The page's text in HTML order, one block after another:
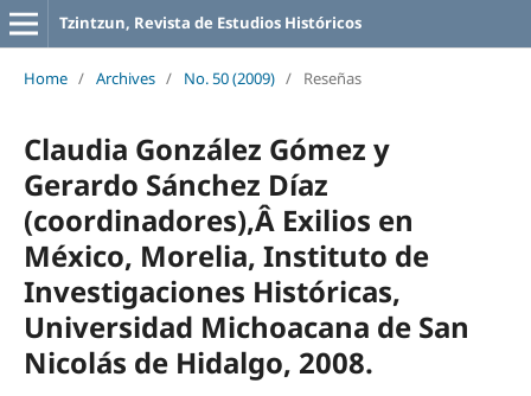
Tzintzun, Revista de Estudios Históricos
Home / Archives / No. 50 (2009) / Reseñas
Claudia González Gómez y
Gerardo Sánchez Díaz
(coordinadores),Â Exilios en
México, Morelia, Instituto de
Investigaciones Históricas,
Universidad Michoacana de San
Nicolás de Hidalgo, 2008.